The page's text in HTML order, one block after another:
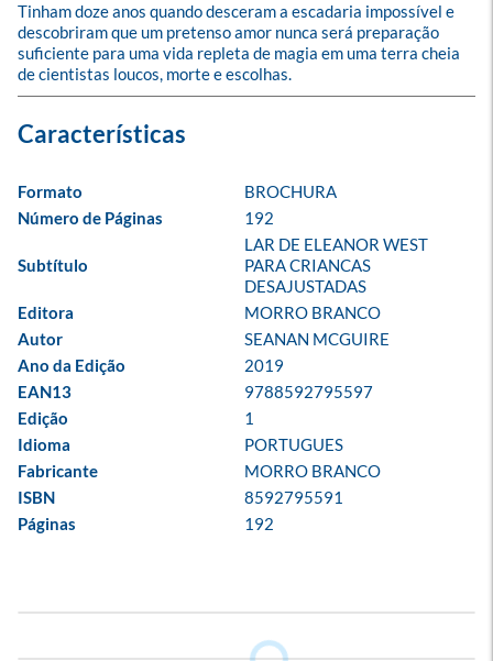
Tinham doze anos quando desceram a escadaria impossível e
descobriram que um pretenso amor nunca será preparação
suficiente para uma vida repleta de magia em uma terra cheia
de cientistas loucos, morte e escolhas.
Formato
BROCHURA
Número de Páginas
192
Subtítulo
LAR DE ELEANOR WEST
PARA CRIANCAS
DESAJUSTADAS
Editora
MORRO BRANCO
Autor
SEANAN MCGUIRE
Ano da Edição
2019
EAN13
9788592795597
Edição
1
Idioma
PORTUGUES
Fabricante
MORRO BRANCO
ISBN
8592795591
Páginas
192